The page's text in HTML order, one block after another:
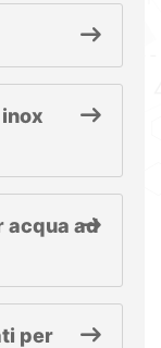
acqua ad
per